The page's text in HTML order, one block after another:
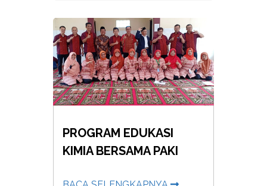
PROGRAM EDUKASI
KIMIA BERSAMA PAKI